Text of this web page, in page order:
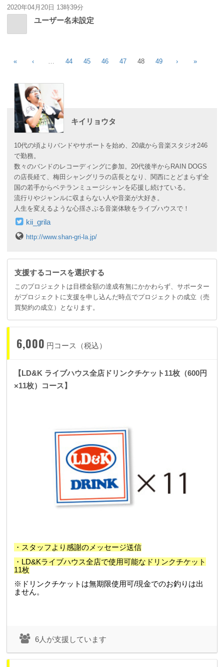
2020年04月20日 13時39分
ユーザー名未設定
« ‹ … 44 45 46 47 48 49 › »
キイリョウタ
10代の頃よりバンドやサポートを始め、20歳から音楽スタジオ246
で勤務。
数々のバンドのレコーディングに参加。20代後半からRAIN DOGS
の店長経て、梅田シャングリラの店長となり、関西にとどまらず全
国の若手からベテランミュージシャンを応援し続けている。
流行りやジャンルに収まらない人や音楽が大好き。
人生を変えるような心揺さぶる音楽体験をライブハウスで！
kii_grila
http://www.shan-gri-la.jp/
支援するコースを選択する
このプロジェクトは目標金額の達成有無にかかわらず、サポーター
がプロジェクトに支援を申し込んだ時点でプロジェクトの成立（売
買契約の成立）となります。
6,000 円コース（税込）
【LD&K ライブハウス全店ドリンクチケット11枚（600円
×11枚）コース】
・スタッフより感謝のメッセージ送信
・LD&Kライブハウス全店で使用可能なドリンクチケット
11枚
※ドリンクチケットは無期限使用可/現金でのお釣りは出
ません。
6人が支援しています